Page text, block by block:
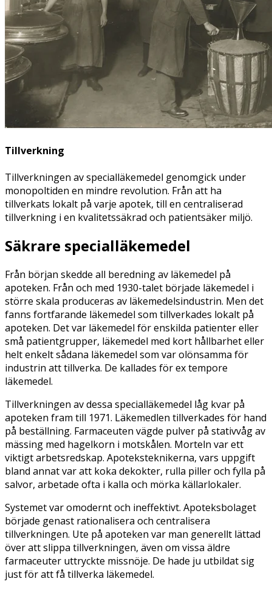
Tillverkning
Tillverkningen av specialläkemedel genomgick under
monopoltiden en mindre revolution. Från att ha
tillverkats lokalt på varje apotek, till en centraliserad
tillverkning i en kvalitetssäkrad och patientsäker miljö.
Säkrare specialläkemedel
Från början skedde all beredning av läkemedel på
apoteken. Från och med 1930-talet började läkemedel i
större skala produceras av läkemedelsindustrin. Men det
fanns fortfarande läkemedel som tillverkades lokalt på
apoteken. Det var läkemedel för enskilda patienter eller
små patientgrupper, läkemedel med kort hållbarhet eller
helt enkelt sådana läkemedel som var olönsamma för
industrin att tillverka. De kallades för ex tempore
läkemedel.
Tillverkningen av dessa specialläkemedel låg kvar på
apoteken fram till 1971. Läkemedlen tillverkades för hand
på beställning. Farmaceuten vägde pulver på stativvåg av
mässing med hagelkorn i motskålen. Morteln var ett
viktigt arbetsredskap. Apoteksteknikerna, vars uppgift
bland annat var att koka dekokter, rulla piller och fylla på
salvor, arbetade ofta i kalla och mörka källarlokaler.
Systemet var omodernt och ineffektivt. Apoteksbolaget
började genast rationalisera och centralisera
tillverkningen. Ute på apoteken var man generellt lättad
över att slippa tillverkningen, även om vissa äldre
farmaceuter uttryckte missnöje. De hade ju utbildat sig
just för att få tillverka läkemedel.